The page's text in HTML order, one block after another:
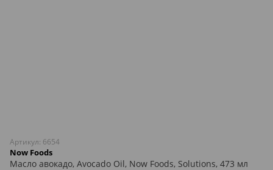
Артикул: 6654
Now Foods
Масло авокадо, Avocado Oil, Now Foods, Solutions, 473 мл